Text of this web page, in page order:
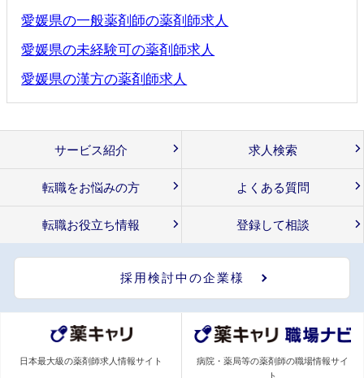
愛媛県の一般薬剤師の薬剤師求人
愛媛県の未経験可の薬剤師求人
愛媛県の漢方の薬剤師求人
サービス紹介 求人検索
転職をお悩みの方 よくある質問
転職お役立ち情報 登録して相談
採用検討中の企業様
日本最大級の薬剤師求人情報サイト
病院・薬局等の薬剤師の職場情報サイ
ト